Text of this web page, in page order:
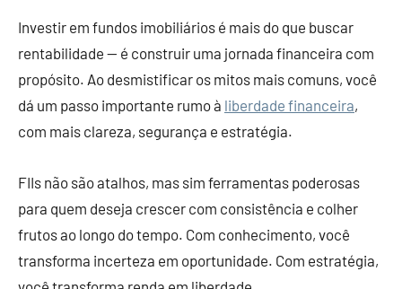
Investir em fundos imobiliários é mais do que buscar
rentabilidade — é construir uma jornada financeira com
propósito. Ao desmistificar os mitos mais comuns, você
dá um passo importante rumo à liberdade financeira,
com mais clareza, segurança e estratégia.
FIIs não são atalhos, mas sim ferramentas poderosas
para quem deseja crescer com consistência e colher
frutos ao longo do tempo. Com conhecimento, você
transforma incerteza em oportunidade. Com estratégia,